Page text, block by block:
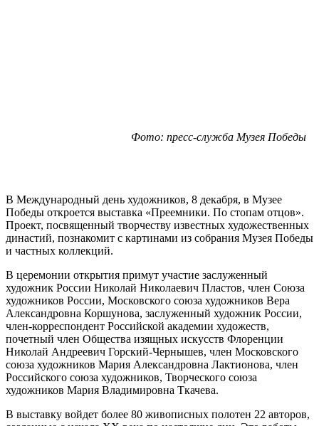
Фото: пресс-служба Музея Победы
В Международный день художников, 8 декабря, в Музее
Победы откроется выставка «Преемники. По стопам отцов».
Проект, посвященный творчеству известных художественных
династий, познакомит с картинами из собрания Музея Победы
и частных коллекций.
В церемонии открытия примут участие заслуженный
художник России Николай Николаевич Пластов, член Союза
художников России, Московского союза художников Вера
Александровна Коршунова, заслуженный художник России,
член-корреспондент Российской академии художеств,
почетный член Общества изящных искусств Флоренции
Николай Андреевич Горский-Чернышев, член Московского
союза художников Мария Александровна Лактионова, член
Российского союза художников, Творческого союза
художников Мария Владимировна Ткачева.
В выставку войдет более 80 живописных полотен 22 авторов,